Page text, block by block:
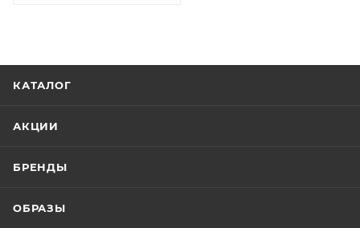
КАТАЛОГ
АКЦИИ
БРЕНДЫ
ОБРАЗЫ